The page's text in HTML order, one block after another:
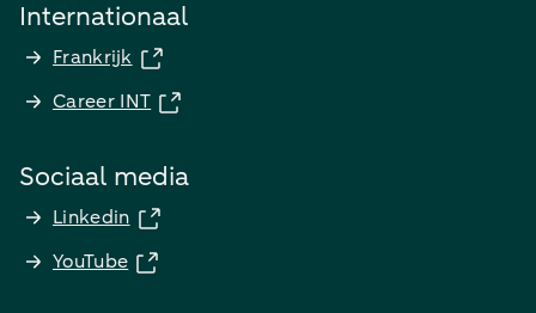
Internationaal
Frankrijk
Career INT
Sociaal media
Linkedin
YouTube